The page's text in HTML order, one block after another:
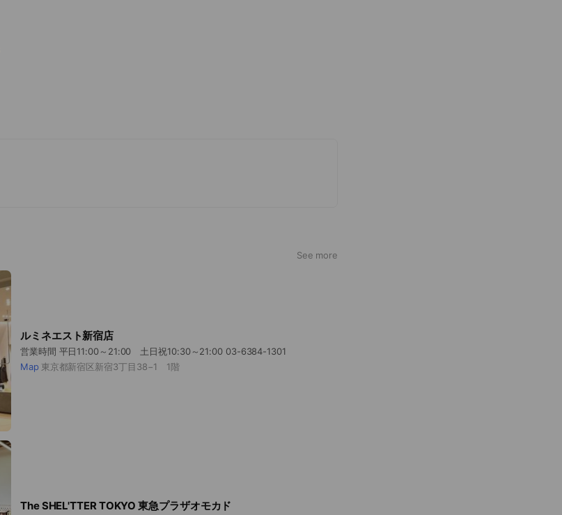
See more
ルミネエスト新宿店
営業時間 平日11:00～21:00 土日祝10:30～21:00 03-6384-1301
Map 東京都新宿区新宿3丁目38−1 1階
The SHEL'TTER TOKYO 東急プラザオモカド